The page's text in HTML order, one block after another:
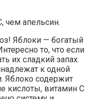
чем апельсин.
Яблоки — богатый
то, что если
их сладкий запах.
к одной
Яблоко содержит
кислоты, витамин С